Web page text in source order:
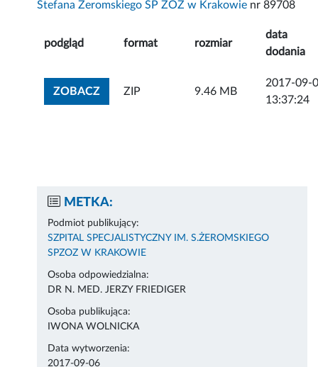
Stefana Żeromskiego SP ZOZ w Krakowie nr 89708
podgląd format rozmiar
data
dodania
ZOBACZZOBACZ ZAŁĄCZNIK
ZIP 9.46 MB
2017-09-
13:37:24
METKA:
Podmiot publikujący:
SZPITAL SPECJALISTYCZNY IM. S.ŻEROMSKIEGO
SPZOZ W KRAKOWIE
Osoba odpowiedzialna:
DR N. MED. JERZY FRIEDIGER
Osoba publikująca:
IWONA WOLNICKA
Data wytworzenia:
2017-09-06